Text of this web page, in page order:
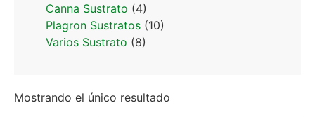
Canna Sustrato (4)
Plagron Sustratos (10)
Varios Sustrato (8)
Mostrando el único resultado